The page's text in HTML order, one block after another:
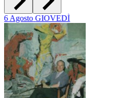
6Agosto GIOVEDÌ